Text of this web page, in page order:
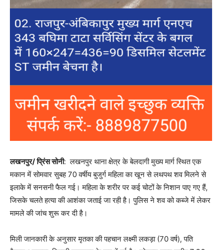
लखनपुर/ प्रिंस सोनी: लखनपुर थाना क्षेत्र के बेलदागी मुख्य मार्ग स्थित एक
मकान में सोमवार सुबह 70 वर्षीय बुजुर्ग महिला का खून से लथपथ शव मिलने से
इलाके में सनसनी फैल गई। महिला के शरीर पर कई चोटों के निशान पाए गए हैं,
जिसके चलते हत्या की आशंका जताई जा रही है। पुलिस ने शव को कब्जे में लेकर
मामले की जांच शुरू कर दी है।
मिली जानकारी के अनुसार मृतका की पहचान लक्ष्मी लकड़ा (70 वर्ष), पति